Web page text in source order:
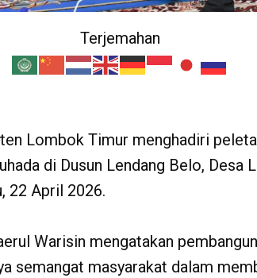
Terjemahan
Lombok Timur menghadiri
di Dusun Lendang Belo, Desa
22 April 2026.
Warisin mengatakan
semangat masyarakat dalam